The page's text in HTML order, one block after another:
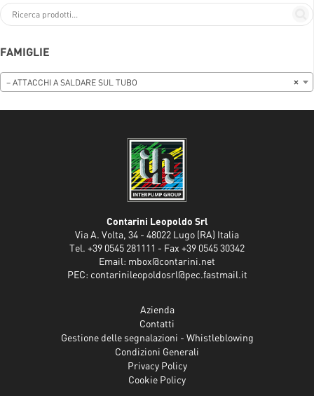
FAMIGLIE
×
– ATTACCHI A SALDARE SUL TUBO
Contarini Leopoldo Srl
Via A. Volta, 34 - 48022 Lugo (RA) Italia
Tel. +39 0545 281111 - Fax +39 0545 30342
Email: mbox@contarini.net
PEC: contarinileopoldosrl@pec.fastmail.it
Azienda
Contatti
Gestione delle segnalazioni - Whistleblowing
Condizioni Generali
Privacy Policy
Cookie Policy